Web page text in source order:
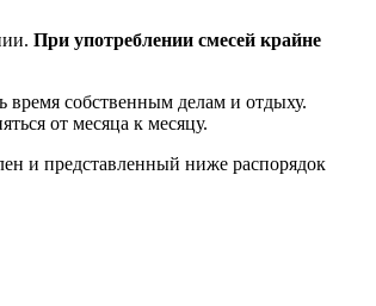
При употреблении смесей крайне
время собственным делам и отдыху.
от месяца к месяцу.
и представленный ниже распорядок